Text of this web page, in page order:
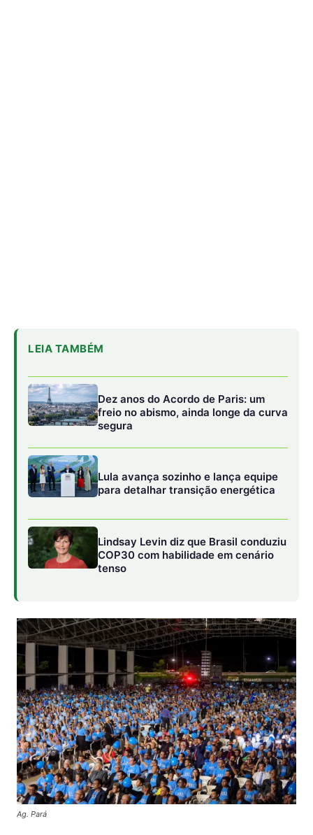
VEJA TAMBÉM:Lula reforça protagonismo dos
municípios na defesa da floresta
Os prefeitos que estiveram no lançamento ressaltam
esse significado. Em Castanhal, o prefeito destacou que
o evento “vai muito além de encontro entre líderes
mundiais. É um chamado à ação, um momento para
repensarmos como produzimos, consumimos e cuidamos
do nosso planeta”. Em Tomé-Açú, o prefeito salientou o
desejo de apresentar ao mundo “o sistema pioneiro em
agrofloresta, baseado na diversidade cultural e produtiva
da Amazônia… nossa gastronomia, cultura, economia